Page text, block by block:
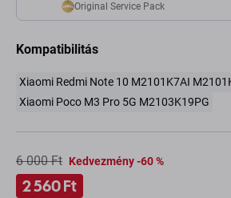
Original Service Pack
Kompatibilitás
Xiaomi Redmi Note 10 M2101K7AI
Xiaomi Poco M3 Pro 5G M2103K19PG
6 000 Ft Kedvezmény -60 %
2 560 Ft